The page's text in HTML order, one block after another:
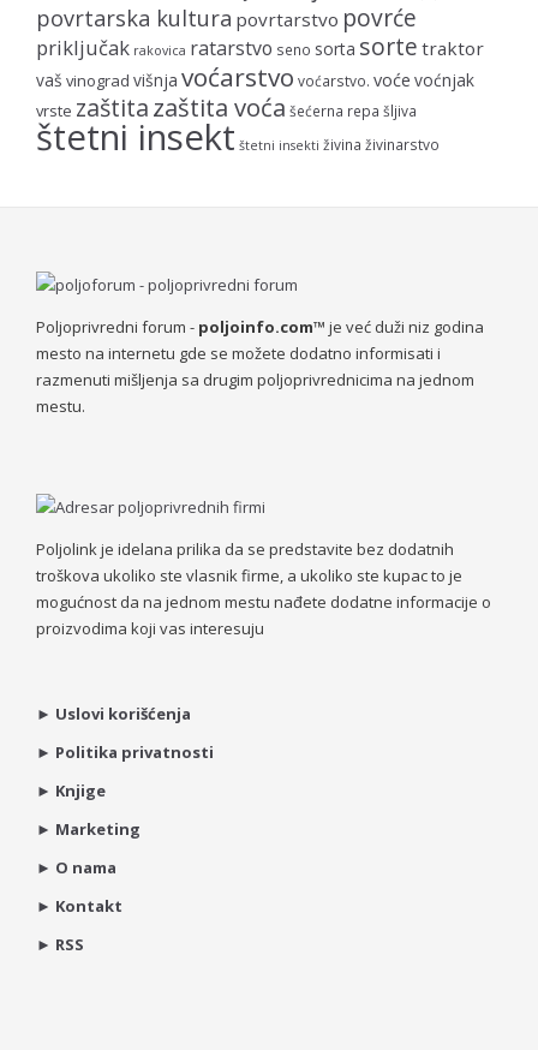
povrtarska kultura povrtarstvo povrće
priključak rakovica ratarstvo seno sorta sorte traktor
vaš vinograd višnja voćarstvo voćarstvo. voće voćnjak
vrste zaštitazaštita voća šećerna repa šljiva
štetni insekt štetni insekti živina živinarstvo
Poljoprivredni forum - poljoinfo.com™ je već duži niz godina
mesto na internetu gde se možete dodatno informisati i
razmenuti mišljenja sa drugim poljoprivrednicima na jednom
mestu.
Poljolink je idelana prilika da se predstavite bez dodatnih
troškova ukoliko ste vlasnik firme, a ukoliko ste kupac to je
mogućnost da na jednom mestu nađete dodatne informacije o
proizvodima koji vas interesuju
► Uslovi korišćenja
► Politika privatnosti
► Knjige
► Marketing
► O nama
► Kontakt
► RSS